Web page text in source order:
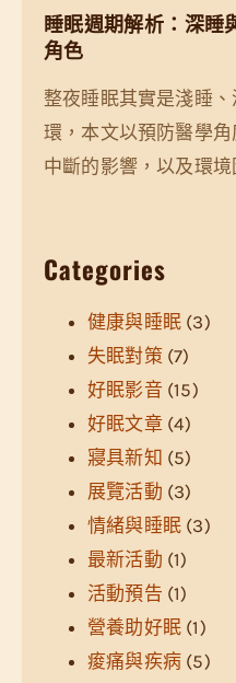
睡眠週期解析：深睡
角色
整夜睡眠其實是淺睡
環，本文以預防醫學
中斷的影響，以及環
Categories
健康與睡眠 (3)
失眠對策(7)
好眠影音 (15)
好眠文章(4)
寢具新知 (5)
展覽活動 (3)
情緒與睡眠 (3)
最新活動 (1)
活動預告 (1)
營養助好眠 (1)
痠痛與疾病 (5)